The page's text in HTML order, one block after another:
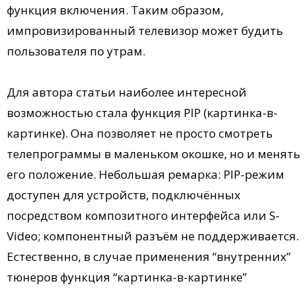
функция включения. Таким образом,
импровизированный телевизор может будить
пользователя по утрам.
Для автора статьи наиболее интересной
возможностью стала функция PIP (картинка-в-
картинке). Она позволяет не просто смотреть
телепрограммы в маленьком окошке, но и менять
его положение. Небольшая ремарка: PIP-режим
доступен для устройств, подключённых
посредством композитного интерфейса или S-
Video; компонентный разъём не поддерживается.
Естественно, в случае применения “внутренних”
тюнеров функция “картинка-в-картинке”